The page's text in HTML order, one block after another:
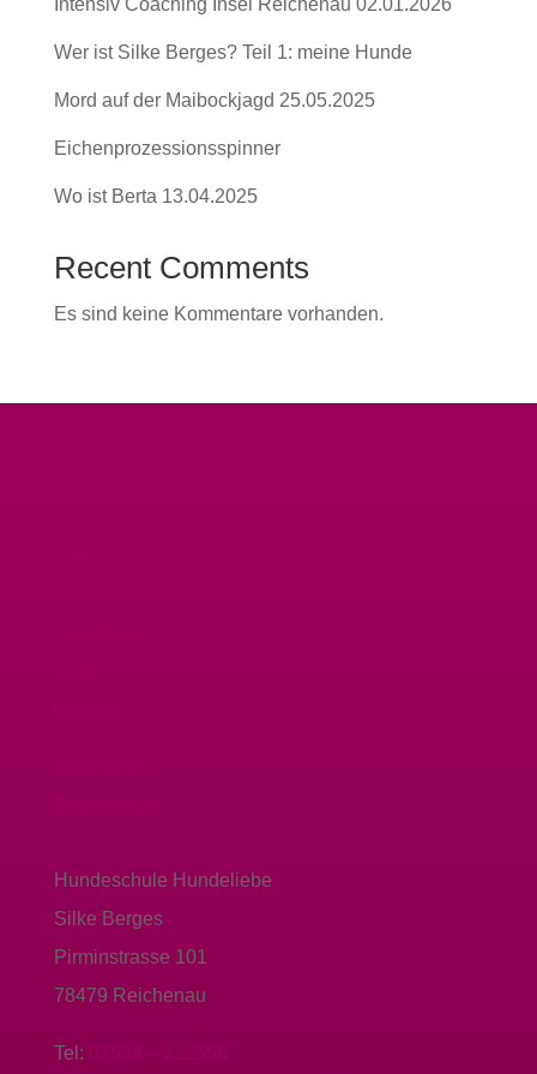
Intensiv Coaching Insel Reichenau 02.01.2026
Wer ist Silke Berges? Teil 1: meine Hunde
Mord auf der Maibockjagd 25.05.2025
Eichenprozessionsspinner
Wo ist Berta 13.04.2025
Recent Comments
Es sind keine Kommentare vorhanden.
Hundeschule Hundeliebe
Silke Berges
Pirminstrasse 101
78479 Reichenau
Tel: